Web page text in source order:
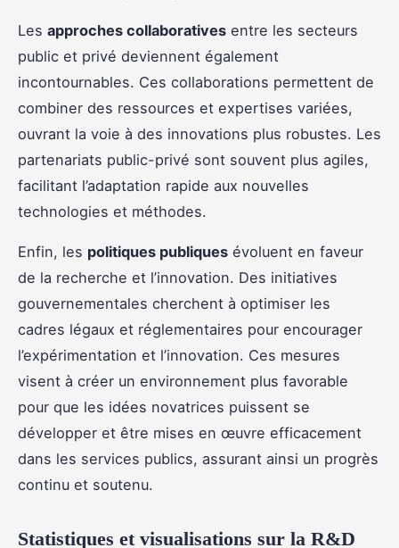
Les approches collaboratives entre les secteurs
public et privé deviennent également
incontournables. Ces collaborations permettent de
combiner des ressources et expertises variées,
ouvrant la voie à des innovations plus robustes. Les
partenariats public-privé sont souvent plus agiles,
facilitant l’adaptation rapide aux nouvelles
technologies et méthodes.
Enfin, les politiques publiques évoluent en faveur
de la recherche et l’innovation. Des initiatives
gouvernementales cherchent à optimiser les
cadres légaux et réglementaires pour encourager
l’expérimentation et l’innovation. Ces mesures
visent à créer un environnement plus favorable
pour que les idées novatrices puissent se
développer et être mises en œuvre efficacement
dans les services publics, assurant ainsi un progrès
continu et soutenu.
Statistiques et visualisations sur la R&D